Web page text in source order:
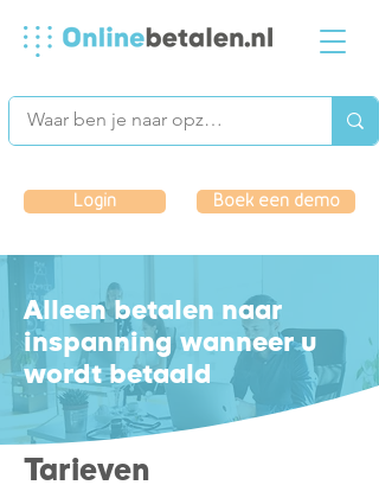
Login Boek een demo
Alleen betalen naar
inspanning wanneer u
wordt betaald
Tarieven